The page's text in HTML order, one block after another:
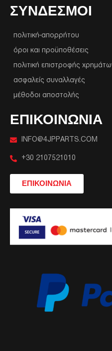
ΣΥΝΔΕΣΜΟΙ
πολιτική-απορρήτου
όροι και προϋποθέσεις
πολιτική επιστροφής
ασφαλείς συναλλαγές
μέθοδοι αποστολής
ΕΠΙΚΟΙΝΩΝΙΑ
INFO@4JPPARTS.COM
+30 2107521010
ΕΠΙΚΟΙΝΩΝΙΑ